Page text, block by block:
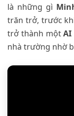
là những gì
trăn trở, trước
trở thành mộtAI
nhà trường nhờ